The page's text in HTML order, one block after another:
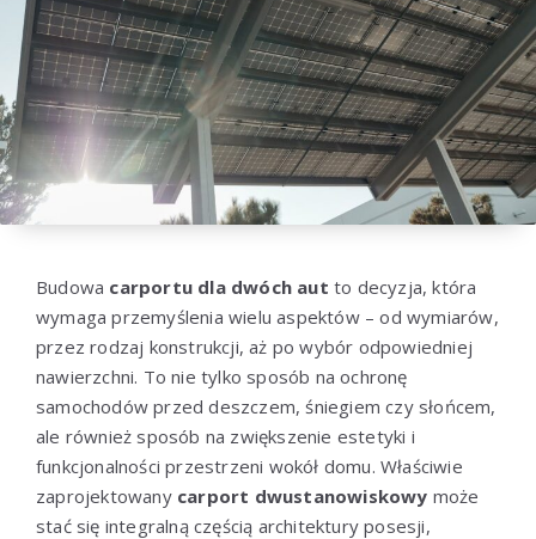
Budowa carportu dla dwóch aut to decyzja, która
wymaga przemyślenia wielu aspektów – od wymiarów,
przez rodzaj konstrukcji, aż po wybór odpowiedniej
nawierzchni. To nie tylko sposób na ochronę
samochodów przed deszczem, śniegiem czy słońcem,
ale również sposób na zwiększenie estetyki i
funkcjonalności przestrzeni wokół domu. Właściwie
zaprojektowany carport dwustanowiskowy może
stać się integralną częścią architektury posesji,